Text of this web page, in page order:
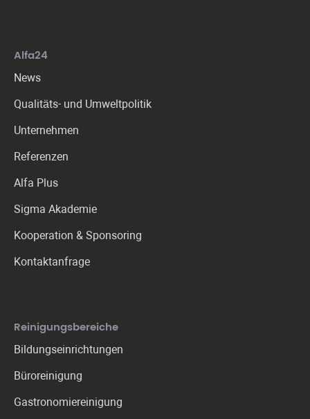
Alfa24
News
Qualitäts- und Umweltpolitik
Unternehmen
Referenzen
Alfa Plus
Sigma Akademie
Kooperation & Sponsoring
Kontaktanfrage
Reinigungs­bereiche
Bildungseinrichtungen
Büroreinigung
Gastronomie­reinigung